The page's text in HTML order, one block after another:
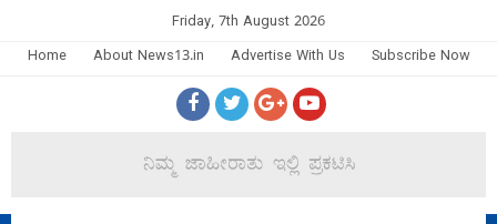
Friday, 7th August 2026
Home
About News13.in Advertise With Us Subscribe Now